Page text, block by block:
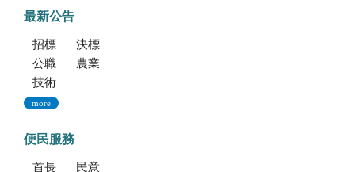
最新公告
招標公告
決標公告
公職人員利益衝突迴避法身份揭露專區
農業新聞
技術移轉公告
more
便民服務
首長信箱
民意信箱